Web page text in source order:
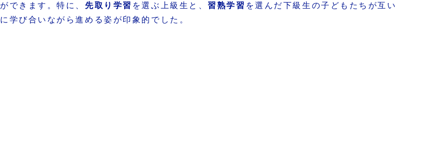
ができます。特に、先取り学習 を選ぶ上級生と、習熟学習 を選んだ下級生の子どもたちが互い
に学び合いながら進める姿が印象的でした。